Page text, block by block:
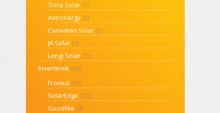
Trina Solar (3)
Astronergy (3)
Canadian Solar (2)
JA Solar (3)
Longi Solar (3)
Inverterek (63)
Fronius (15)
SolarEdge (16)
GoodWe (8)